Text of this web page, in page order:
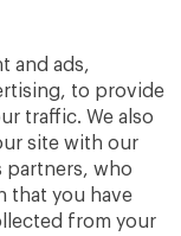
and ads,
to provide
traffic. We also
site with our
partners, who
that you have
from your
veracidad
la banca